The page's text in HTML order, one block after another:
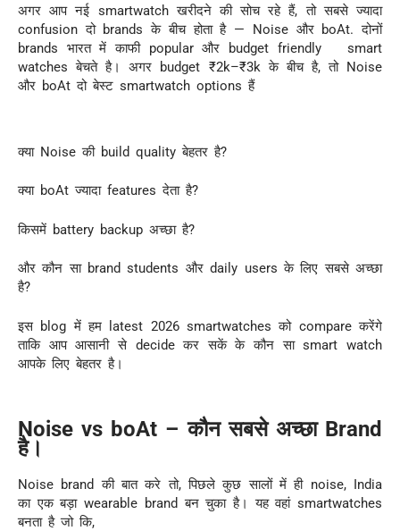
अगर आप नई smartwatch खरीदने की सोच रहे हैं, तो सबसे ज्यादा
confusion दो brands के बीच होता है — Noise और boAt. दोनों
brands भारत में काफी popular और budget friendly smart
watches बेचते है। अगर budget ₹2k–₹3k के बीच है, तो Noise
और boAt दो बेस्ट smartwatch options हैं
क्या Noise की build quality बेहतर है?
क्या boAt ज्यादा features देता है?
किसमें battery backup अच्छा है?
और कौन सा brand students और daily users के लिए सबसे अच्छा
है?
इस blog में हम latest 2026 smartwatches को compare करेंगे
ताकि आप आसानी से decide कर सकें के कौन सा smart watch
आपके लिए बेहतर है।
Noise vs boAt – कौन सबसे अच्छा Brand
है।
Noise brand की बात करे तो, पिछले कुछ सालों में ही noise, India
का एक बड़ा wearable brand बन चुका है। यह वहां smartwatches
बनता है जो कि,